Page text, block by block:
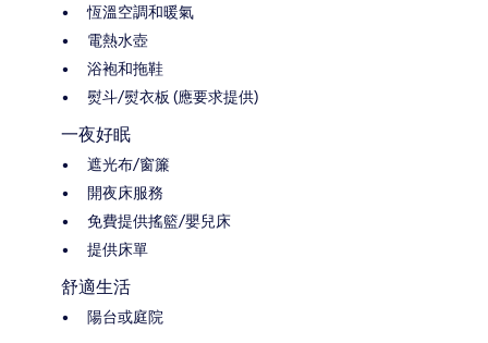
恆溫空調和暖氣
電熱水壺
浴袍和拖鞋
熨斗/熨衣板 (應要求提供)
一夜好眠
遮光布/窗簾
開夜床服務
免費提供搖籃/嬰兒床
提供床單
舒適生活
陽台或庭院